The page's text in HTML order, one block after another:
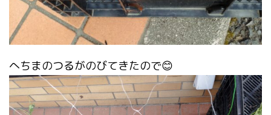
へちまのつるがのびてきたので😊